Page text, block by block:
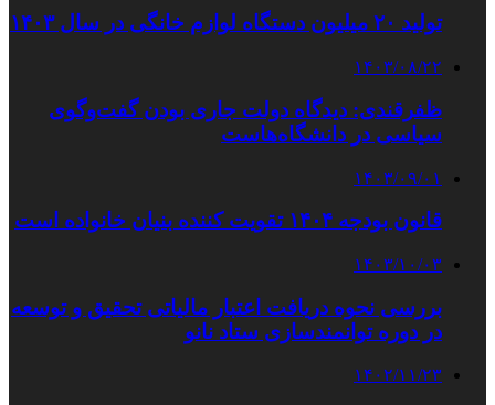
تولید ۲۰ میلیون دستگاه لوازم خانگی در سال ۱۴۰۳
۱۴۰۳/۰۸/۲۲
ظفرقندی: دیدگاه دولت جاری بودن گفت‌وگوی
سیاسی در دانشگاه‌هاست
۱۴۰۳/۰۹/۰۱
قانون بودجه ۱۴۰۴ تقویت کننده بنیان خانواده است
۱۴۰۳/۱۰/۰۳
بررسی نحوه دریافت اعتبار مالیاتی تحقیق و توسعه
در دوره توانمندسازی ستاد نانو
۱۴۰۲/۱۱/۲۳